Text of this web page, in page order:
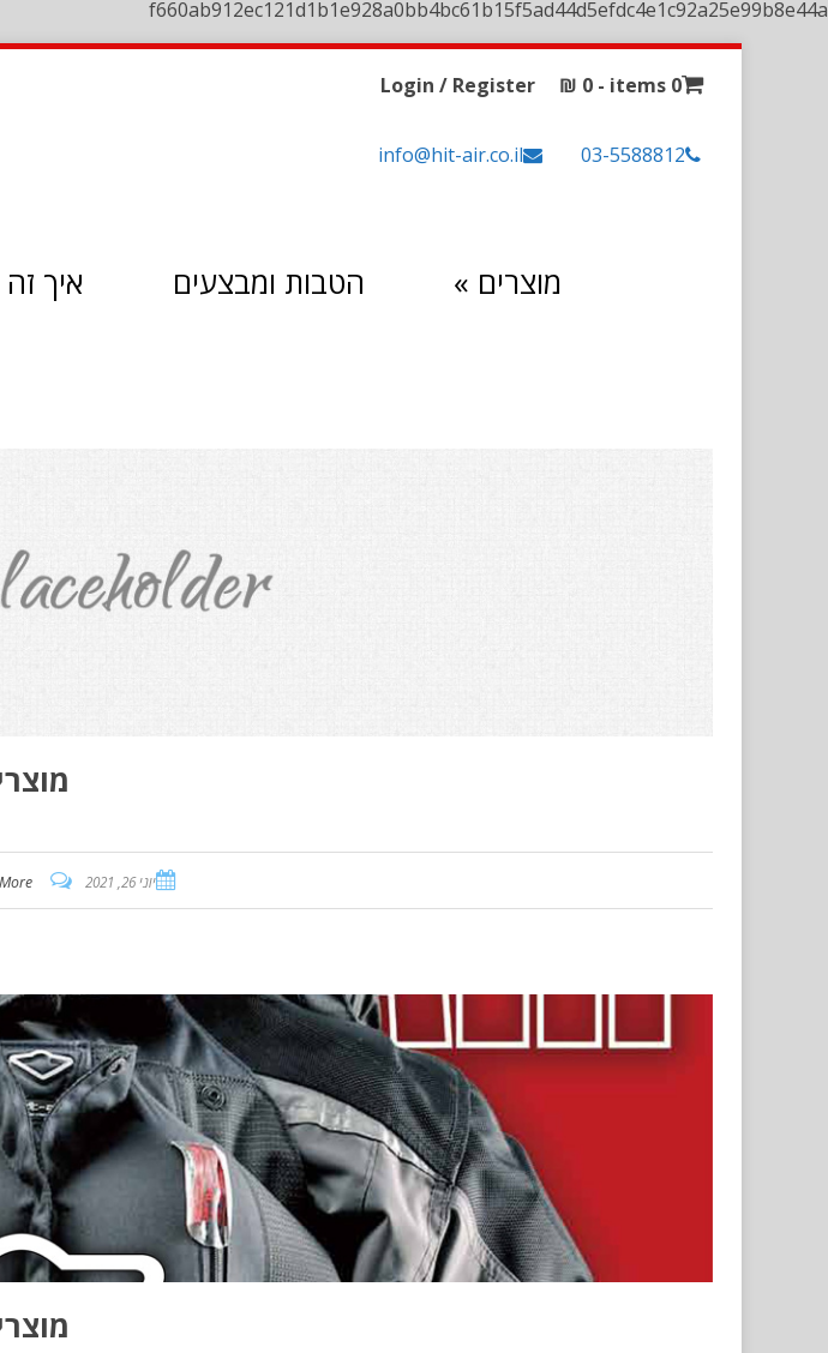
f660ab912ec121d1b1e928a0bb4bc61b15f5ad44d5efdc4e1c92a25e99b8e44a
0 items -
₪ 0
Login / Register
03-5588812
info@hit-air.co.il
איך הטבות ומבצעים מוצרים »
יוני 26, 2021 More